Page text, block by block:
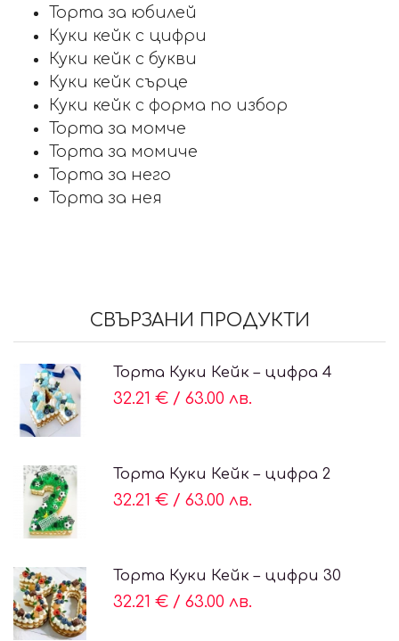
Торта за юбилей
Куки кейк с цифри
Куки кейк с букви
Куки кейк сърце
Куки кейк с форма по избор
Торта за момче
Торта за момиче
Торта за него
Торта за нея
СВЪРЗАНИ ПРОДУКТИ
Торта Куки Кейк – цифра 4
32.21 € / 63.00 лв.
Торта Куки Кейк – цифра 2
32.21 € / 63.00 лв.
Торта Куки Кейк – цифри 30
32.21 € / 63.00 лв.